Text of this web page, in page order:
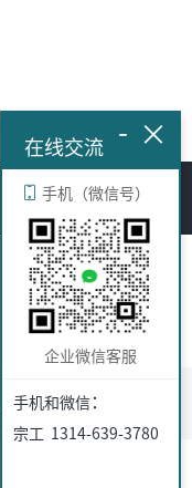
公司资讯
×
-
在线交流
手机（微信号）
企业微信客服
手机和微信：
宗工 1314-639-3780